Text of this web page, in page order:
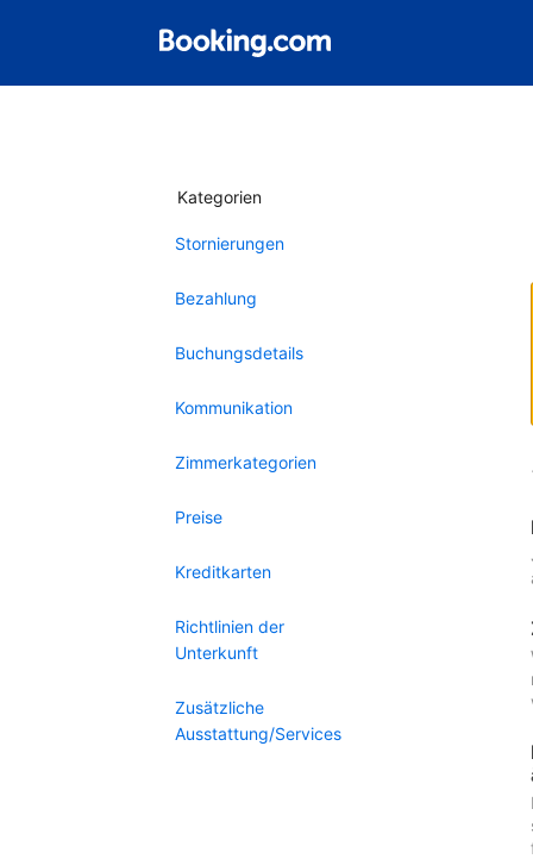
Kategorien
Stornierungen
Bezahlung
Buchungsdetails
Kommunikation
Zimmerkategorien
Preise
Kreditkarten
Richtlinien der
Unterkunft
Zusätzliche
Ausstattung/Services